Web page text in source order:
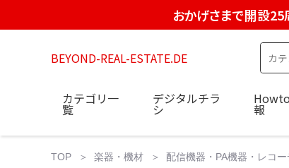
おかげさまで開設25
BEYOND-REAL-ESTATE.DE
カテゴリ一
覧
デジタルチラ
シ 報
TOP 楽器・機材 配信機器・PA機器・レコ